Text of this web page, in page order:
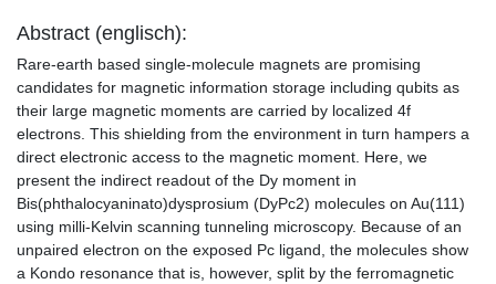
Abstract (englisch):
Rare-earth based single-molecule magnets are promising
candidates for magnetic information storage including qubits as
their large magnetic moments are carried by localized 4f
electrons. This shielding from the environment in turn hampers a
direct electronic access to the magnetic moment. Here, we
present the indirect readout of the Dy moment in
Bis(phthalocyaninato)dysprosium (DyPc2) molecules on Au(111)
using milli-Kelvin scanning tunneling microscopy. Because of an
unpaired electron on the exposed Pc ligand, the molecules show
a Kondo resonance that is, however, split by the ferromagnetic